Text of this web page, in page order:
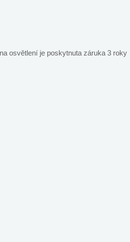
osvětlení je poskytnuta záruka 3 roky